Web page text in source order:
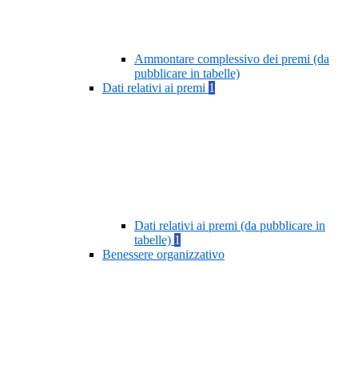
Ammontare complessivo dei premi (da
pubblicare in tabelle)
Dati relativi ai premi 1
Dati relativi ai premi (da pubblicare in
tabelle) 1
Benessere organizzativo